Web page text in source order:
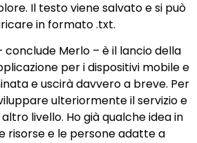
Il testo viene salvato e si può
in formato .txt.
conclude Merlo – è il lancio della
per i dispositivi mobile e
e uscirà davvero a breve. Per
ulteriormente il servizio e
livello. Ho già qualche idea in
risorse e le persone adatte a